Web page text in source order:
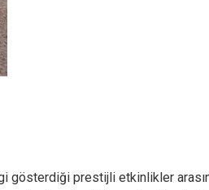
gösterdiği prestijli etkinlikler